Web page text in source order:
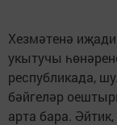
Хезмәтенә
укытучы
республикада,
бәйгеләр
арта бара.